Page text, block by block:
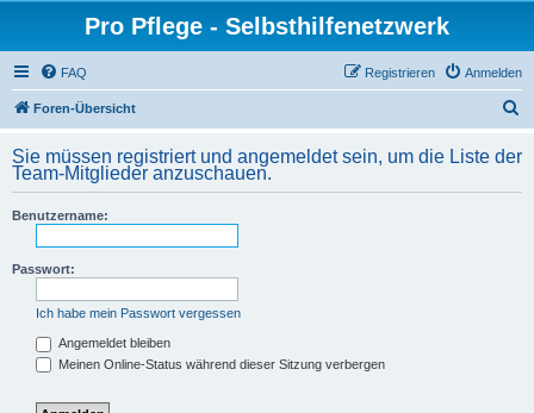
Pro Pflege - Selbsthilfenetzwerk
FAQ Anmelden
Registrieren
Foren-Übersicht
h
Sie müssen registriert und angemeldet sein, um die Liste der
Team-Mitglieder anzuschauen.
Benutzername:
Passwort:
Ich habe mein Passwort vergessen
Angemeldet bleiben
Meinen Online-Status während dieser Sitzung verbergen